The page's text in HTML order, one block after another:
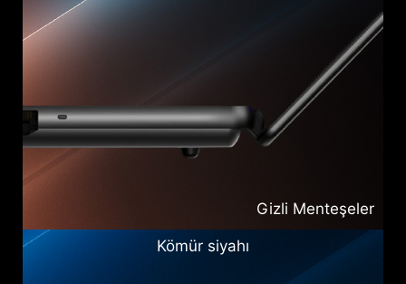
Gizli Menteşeler
Kömür siyahı